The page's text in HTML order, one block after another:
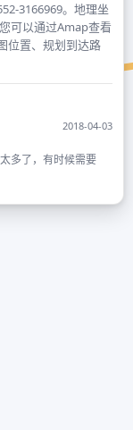
3166969。地理坐
可以通过Amap查看
位置、规划到达路
2018-04-03
多了，有时候需要